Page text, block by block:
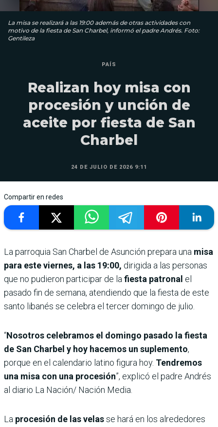
La misa se realizará a las 19:00 además de otras actividades con
motivo de la fiesta de San Charbel, informó el padre Andrés. Foto:
Gentileza
PAÍS
Realizan hoy misa con
procesión y unción de
aceite por fiesta de San
Charbel
24 DE JULIO DE 2026 9:11
Compartir en redes
La parroquia San Charbel de Asunción prepara una misa
para este viernes, a las 19:00, dirigida a las personas
que no pudieron participar de la fiesta patronal el
pasado fin de semana, atendiendo que la fiesta de este
santo libanés se celebra el tercer domingo de julio.
“Nosotros celebramos el domingo pasado la fiesta
de San Charbel y hoy hacemos un suplemento,
porque en el calendario latino figura hoy. Tendremos
una misa con una procesión”, explicó el padre Andrés
al diario La Nación/ Nación Media.
La procesión de las velasse hará en los alrededores